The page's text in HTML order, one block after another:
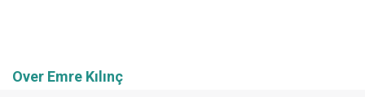
Over Emre Kılınç